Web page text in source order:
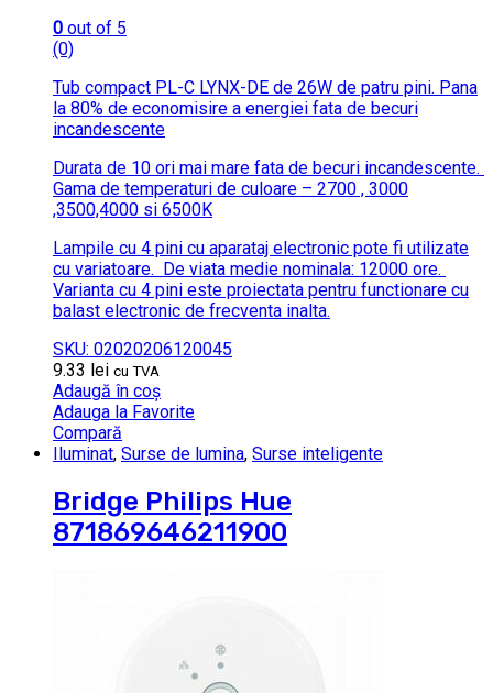
0 out of 5
(0)
Tub compact PL-C LYNX-DE de 26W de patru pini. Pana
la 80% de economisire a energiei fata de becuri
incandescente
Durata de 10 ori mai mare fata de becuri incandescente.
Gama de temperaturi de culoare – 2700 , 3000
,3500,4000 si 6500K
Lampile cu 4 pini cu aparataj electronic pote fi utilizate
cu variatoare. De viata medie nominala: 12000 ore.
Varianta cu 4 pini este proiectata pentru functionare cu
balast electronic de frecventa inalta.
SKU: 02020206120045
9.33 lei cu TVA
Adaugă în coș
Adauga la Favorite
Compară
Iluminat, Surse de lumina, Surse inteligente
Bridge Philips Hue
871869646211900